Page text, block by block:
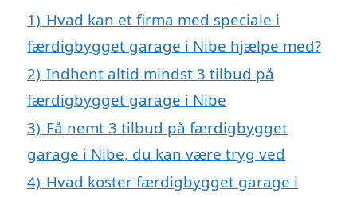
1) Hvad kan et firma med speciale i
færdigbygget garage i Nibe hjælpe med?
2) Indhent altid mindst 3 tilbud på
færdigbygget garage i Nibe
3) Få nemt 3 tilbud på færdigbygget
garage i Nibe, du kan være tryg ved
4) Hvad koster færdigbygget garage i